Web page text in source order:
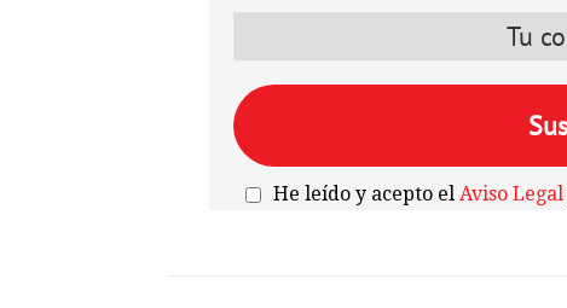
He leído y acepto el Aviso Legal